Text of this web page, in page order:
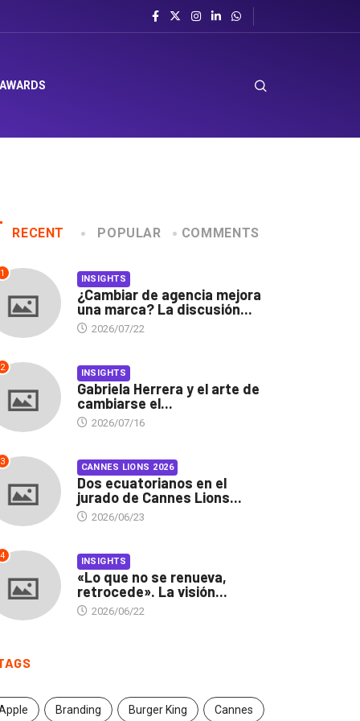
RECENT POPULAR COMMENTS
1 INSIGHTS
¿Cambiar de agencia mejora
una marca? La discusión...
2026/07/22
2 INSIGHTS
Gabriela Herrera y el arte de
cambiarse el...
2026/07/16
3 CANNES LIONS 2026
Dos ecuatorianos en el
jurado de Cannes Lions...
2026/06/23
4 INSIGHTS
«Lo que no se renueva,
retrocede». La visión...
2026/06/22
Branding Burger King Cannes